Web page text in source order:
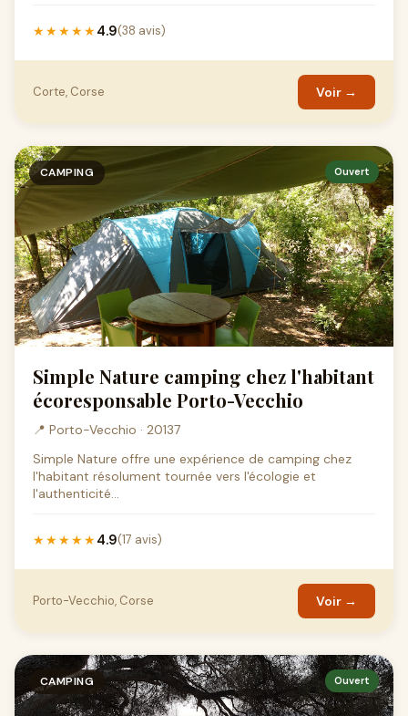
★★★★★4.9(38 avis)
Corte, Corse Voir →
CAMPING Ouvert
Simple Nature camping chez l'habitant
écoresponsable Porto-Vecchio
📍 Porto-Vecchio · 20137
Simple Nature offre une expérience de camping chez
l'habitant résolument tournée vers l'écologie et
l'authenticité...
★★★★★4.9(17 avis)
Porto-Vecchio, Corse Voir →
CAMPING Ouvert